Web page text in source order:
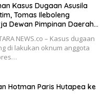
Kasus Dugaan Asusila
Tomas Ileboleng
Dewan Pimpinan Daerah
NEWS.co – Kasus dugaan
di lakukan oknum anggota
Hotman Paris Hutapea ke